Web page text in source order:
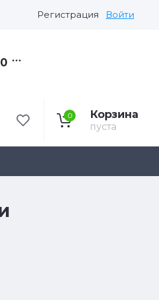
Регистрация Войти
0 Корзина
пуста